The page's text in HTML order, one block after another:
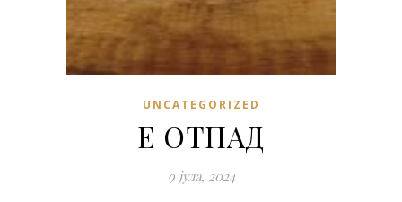
UNCATEGORIZED
Е ОТПАД
9 јула, 2024